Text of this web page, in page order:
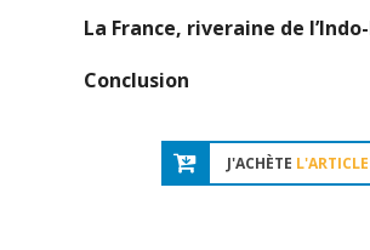
La France, riveraine de
Conclusion
J'ACHÈTE L'ARTICLE